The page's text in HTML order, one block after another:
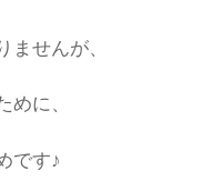
ませんが、
めに、
です♪